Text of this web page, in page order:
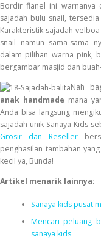
Bordir flanel ini warnanya
sajadah bulu snail,
Karakteristik sajadah
snail namun sama-sama
dalam pilihan warna pink,
bergambar masjid dan
Nah
anak handmade mana
Anda bisa langsung
sajadah unik Sanaya Kids
Grosir dan Reseller
penghasilan tambahan
kecil ya, Bunda!
Artikel menarik lainnya:
Sanaya kids pusat
Mencari peluang
sanaya kids